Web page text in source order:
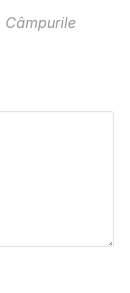
Câmpurile